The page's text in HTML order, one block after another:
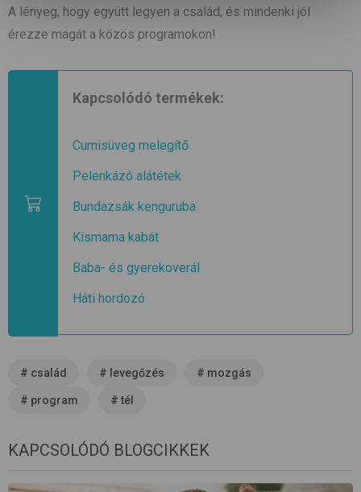
A lényeg, hogy együtt legyen a család, és mindenki jól
érezze magát a közös programokon!
Kapcsolódó termékek:
Cumisüveg melegítő
Pelenkázó alátétek
Bundazsák kenguruba
Kismama kabát
Baba- és gyerekoverál
Háti hordozó
# család # levegőzés # mozgás
# program # tél
KAPCSOLÓDÓ BLOGCIKKEK